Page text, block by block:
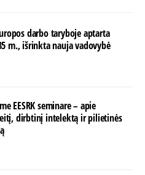
darbo taryboje aptarta
m., išrinkta nauja vadovybė
EESRK seminare – apie
dirbtinį intelektą ir pilietinės